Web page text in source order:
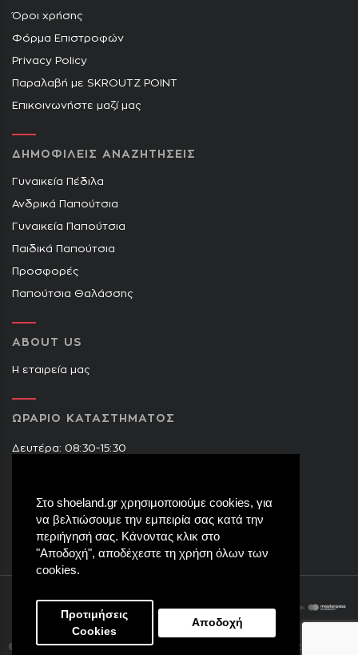
Στο shoeland.gr χρησιμοποιούμε cookies, για
να βελτιώσουμε την εμπειρία σας κατά την
περιήγησή σας. Κάνοντας κλικ στο
"Αποδοχή", αποδέχεστε τη χρήση όλων των
cookies.
Προτιμήσεις
Cookies
Αποδοχή
Όροι χρήσης
Φόρμα Επιστροφών
Privacy Policy
Παραλαβή με SKROUTZ POINT
Επικοινωνήστε μαζί μας
ΔΗΜΟΦΙΛΕΙΣ ΑΝΑΖΗΤΗΣΕΙΣ
Γυναικεία Πέδιλα
Ανδρικά Παπούτσια
Γυναικεία Παπούτσια
Παιδικά Παπούτσια
Προσφορές
Παπούτσια Θαλάσσης
ABOUT US
Η εταιρεία μας
ΩΡΑΡΙΟ ΚΑΤΑΣΤΗΜΑΤΟΣ
Δευτέρα: 08:30-15:30
Πέμπτη: 09:00-14:30 & 17:30-21:00
Παρασκευή: 09:00-14:30 & 17:30-21:00
Σάββατο: 08:30-15:30
© Copyright 2017Shoeland.gr Created by